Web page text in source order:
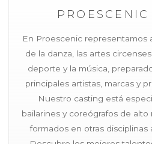
En Proescenic representamos
de la danza, las artes
deporte y la música,
principales artistas, marcas y
Nuestro casting está
bailarines y coreógrafos de
formados en otras disciplinas